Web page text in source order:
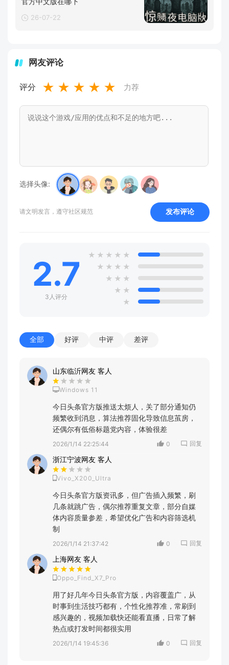
26-07-22
网友评论
评分 ★ ★ ★ ★ ★ 力荐
选择头像:
请文明发言，遵守社区规范 发布评论
2.7
3人评分
★ ★ ★ ★ ★
★ ★ ★ ★
★ ★ ★
★ ★
★
全部 好评 中评 差评
山东临沂网友 客人
Windows 11
今日头条官方版推送太烦人，关了部分通知仍
频繁收到消息，算法推荐固化导致信息茧房，
还偶尔有低俗标题党内容，体验很差
2026/1/14 22:25:44 0 回复
浙江宁波网友 客人
Vivo_X200_Ultra
今日头条官方版资讯多，但广告插入频繁，刷
几条就跳广告，偶尔推荐重复文章，部分自媒
体内容质量参差，希望优化广告和内容筛选机
制
2026/1/14 21:37:42 0 回复
上海网友 客人
Oppo_Find_X7_Pro
用了好几年今日头条官方版，内容覆盖广，从
时事到生活技巧都有，个性化推荐准，常刷到
感兴趣的，视频加载快还能看直播，日常了解
热点或打发时间都很实用
2026/1/14 19:45:36 0 回复